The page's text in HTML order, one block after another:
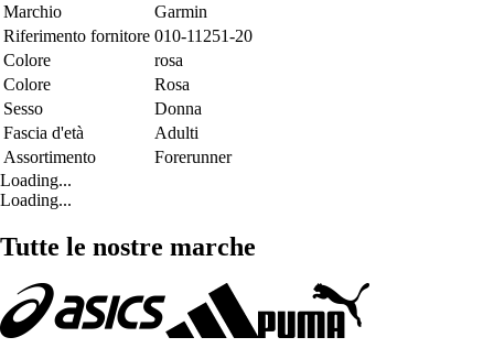
Marchio
Garmin
Riferimento fornitore 010-11251-20
Colore
rosa
Colore
Rosa
Sesso
Donna
Fascia d'età
Adulti
Assortimento
Forerunner
Loading...
Loading...
Tutte le nostre marche